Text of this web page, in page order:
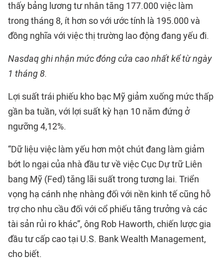
thấy bảng lương tư nhân tăng 177.000 việc làm
trong tháng 8, ít hơn so với ước tính là 195.000 và
đồng nghĩa với việc thị trường lao động đang yếu đi.
Nasdaq ghi nhận mức đóng cửa cao nhất kể từ ngày
1 tháng 8.
Lợi suất trái phiếu kho bạc Mỹ giảm xuống mức thấp
gần ba tuần, với lợi suất kỳ hạn 10 năm đứng ở
ngưỡng 4,12%.
“Dữ liệu việc làm yếu hơn một chút đang làm giảm
bớt lo ngại của nhà đầu tư về việc Cục Dự trữ Liên
bang Mỹ (Fed) tăng lãi suất trong tương lai. Triển
vọng hạ cánh nhẹ nhàng đối với nền kinh tế cũng hỗ
trợ cho nhu cầu đối với cổ phiếu tăng trưởng và các
tài sản rủi ro khác”, ông Rob Haworth, chiến lược gia
đầu tư cấp cao tại U.S. Bank Wealth Management,
cho biết.